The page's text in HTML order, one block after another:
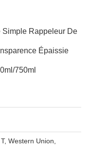
Rappeleur De
Épaissie
750ml
Western Union,